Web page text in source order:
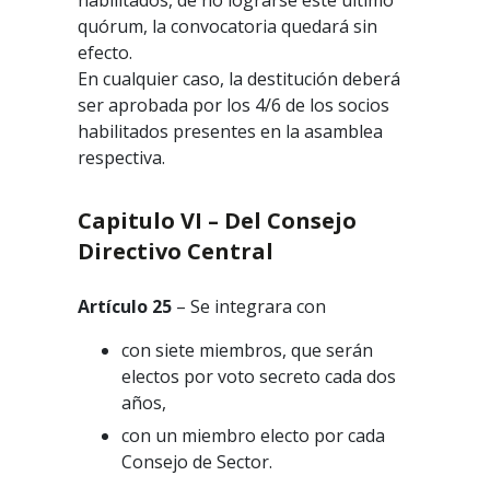
quórum, la convocatoria quedará sin
efecto.
En cualquier caso, la destitución deberá
ser aprobada por los 4/6 de los socios
habilitados presentes en la asamblea
respectiva.
Capitulo VI – Del Consejo
Directivo Central
Artículo 25 – Se integrara con
con siete miembros, que serán
electos por voto secreto cada dos
años,
con un miembro electo por cada
Consejo de Sector.